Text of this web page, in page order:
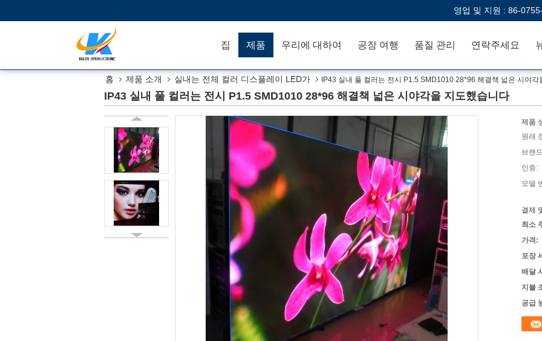
영업 및 지원 : 86-
집 제품 우리에 대하여 공장 여행 품질 관리 연락주세요
홈 제품 소개 실내는 전체 컬러 디스플레이 LED가 IP43 실내 풀 컬러는 전시 P1.5 SMD1010 28*96 해결책 넓은 시야각
IP43 실내 풀 컬러는 전시 P1.5 SMD1010 28*96 해결책 넓은 시야각을 지도했습니다
제품
원래
브랜
인증:
모델
결제
최소
가격:
포장
배달
지불
공급